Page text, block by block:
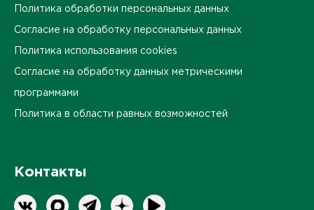
Политика обработки персональных данных
Согласие на обработку персональных данных
Политика использования cookies
Согласие на обработку данных метрическими
программами
Политика в области равных возможностей
Контакты